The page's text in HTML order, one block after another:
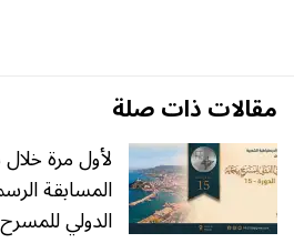
مقالات ذات صلة
المسابقة
الدولي للمسرح